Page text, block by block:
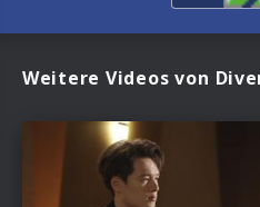
Weitere Videos von